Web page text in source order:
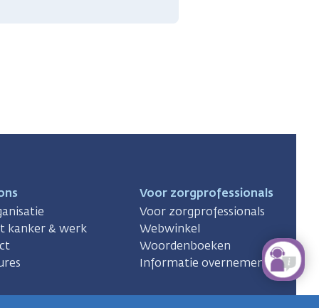
kanker & werk
Voor zorgprofessionals
Voor zorgprofessionals
Webwinkel
Woordenboeken
Informatie overnemen